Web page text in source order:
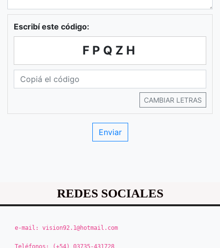
Escribí este código:
FPQZH
CAMBIAR LETRAS
REDES SOCIALES
e-mail: vision92.1@hotmail.com
Teléfonos: (+54) 03735-431728